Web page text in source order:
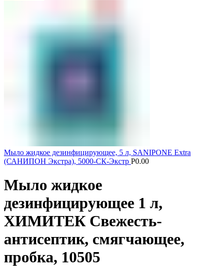
Мыло жидкое дезинфицирующее, 5 л, SANIPONE Extra
(САНИПОН Экстра), 5000-СК-Экстр Р0.00
Мыло жидкое
дезинфицирующее 1 л,
ХИМИТЕК Свежесть-
антисептик, смягчающее,
пробка, 10505